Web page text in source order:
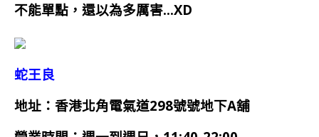
不能單點，還以為多厲害…XD
蛇王良
地址：香港北角電氣道298號號地下A舖